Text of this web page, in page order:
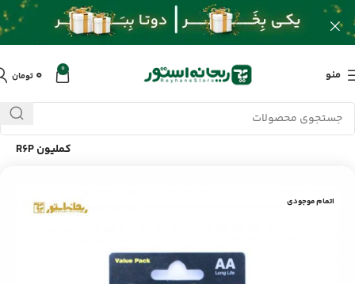
منو 0 ۰ تومان
خانه/محصولات/سایر لوازم جانبی/
باتری قلمی Super Heavy Duty
کملیون R6P
اتمام موجودی